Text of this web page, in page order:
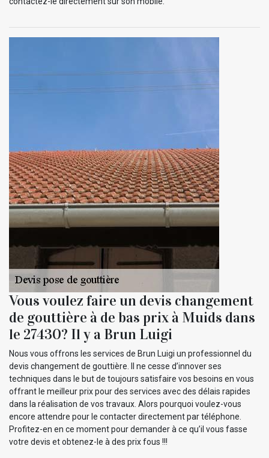
Vous voulez faire un devis changement
de gouttière à de bas prix à Muids dans
le 27430? Il y a Brun Luigi
Nous vous offrons les services de Brun Luigi un professionnel du
devis changement de gouttière. Il ne cesse d’innover ses
techniques dans le but de toujours satisfaire vos besoins en vous
offrant le meilleur prix pour des services avec des délais rapides
dans la réalisation de vos travaux. Alors pourquoi voulez-vous
encore attendre pour le contacter directement par téléphone.
Profitez-en en ce moment pour demander à ce qu’il vous fasse
votre devis et obtenez-le à des prix fous !!!